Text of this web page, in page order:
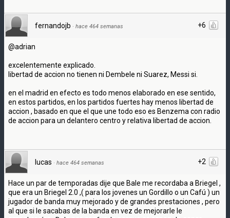
+6
fernandojb · hace 464 semanas
@adrian
excelentemente explicado.
libertad de accion no tienen ni Dembele ni Suarez, Messi si.
en el madrid en efecto es todo menos elaborado en ese sentido,
en estos partidos, en los partidos fuertes hay menos libertad de
accion , basado en que el que une todo eso es Benzema con radio
de accion para un delantero centro y relativa libertad de accion.
+2
lucas · hace 464 semanas
Hace un par de temporadas dije que Bale me recordaba a Briegel ,
que era un Briegel 2.0 ,( para los jovenes un Gordillo o un Cafú ) un
jugador de banda muy mejorado y de grandes prestaciones , pero
al que si le sacabas de la banda en vez de mejorarle le